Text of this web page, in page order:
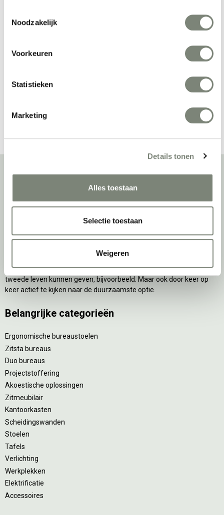
Noodzakelijk
Voorkeuren
Statistieken
Marketing
Details tonen
Alles toestaan
Selectie toestaan
Weigeren
Expansion Point
Prijs op aanvraag
Intervention Creative
Spark tapijttegels
Over deprojectinrichter
Als grootste onafhankelijke projectinrichter én expert op het gebied
passie en enthousiasme in om juist dat voor onze klanten te
met het oog op nu; dankzij ons duurzame en circulaire karakter
kijken we ook naar de toekomst. Naar hoe we werkomgevingen een
tweede leven kunnen geven, bijvoorbeeld. Maar ook door keer op
keer actief te kijken naar de duurzaamste optie.
Belangrijke categorieën
Ergonomische bureaustoelen
Zitsta bureaus
Duo bureaus
Projectstoffering
Akoestische oplossingen
Zitmeubilair
Kantoorkasten
Scheidingswanden
Stoelen
Tafels
Verlichting
Werkplekken
Elektrificatie
Accessoires